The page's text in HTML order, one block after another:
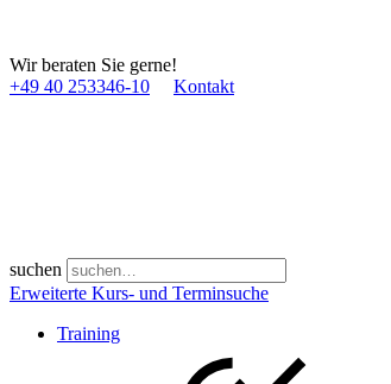
Wir beraten Sie gerne!
+49 40 253346­-10
Kontakt
suchen
Erweiterte Kurs- und Terminsuche
Training